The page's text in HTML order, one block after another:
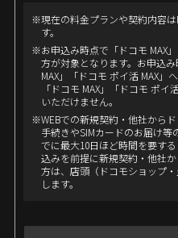
※現在の料金プランや契約内容
す。
※お申込み時点で「ドコモ MAX
方が対象となります。お申込
MAX」「ドコモ ポイ活 MAX」
「ドコモ MAX」「ドコモ ポ
いただけません。
※WEBでの新規契約・他社から
手続きやSIMカードのお届け
でに最大10日ほど時間を要す
込みを前提に新規契約・他社
方は、店頭（ドコモショップ
します。